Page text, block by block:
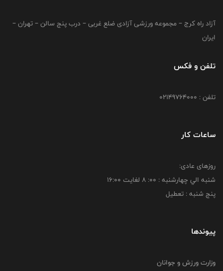
آزاد راه کرج – مجموعه ورزشی آزادی ضلع غربی – درب پنج سالن – تهران –
ایران
تلفن و فکس
تلفن : 02149764000
ساعات کار
روزهای عادی:
شنبه الي چهارشنبه : 00: 8 لغايت 16:00
پنج شنبه : تعطیل
پیوندها
وزارت ورزش و جوانان